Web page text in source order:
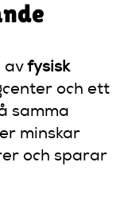
avfysisk
och ett
samma
minskar
och sparar